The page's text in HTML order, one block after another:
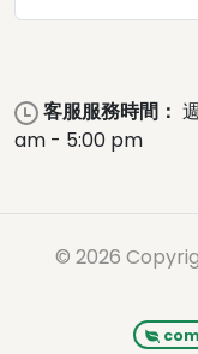
客服服務時間：
am - 5:00 pm
© 2026